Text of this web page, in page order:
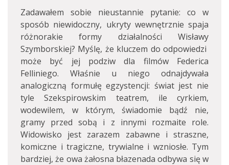
Zadawałem sobie nieustannie pytanie: co w
sposób niewidoczny, ukryty wewnętrznie spaja
różnorakie formy działalności Wisławy
Szymborskiej? Myślę, że kluczem do odpowiedzi
może być jej podziw dla filmów Federica
Felliniego. Właśnie u niego odnajdywała
analogiczną formułę egzystencji: świat jest nie
tyle Szekspirowskim teatrem, ile cyrkiem,
wodewilem, w którym, świadomie bądź nie,
gramy przed sobą i z innymi rozmaite role.
Widowisko jest zarazem zabawne i straszne,
komiczne i tragiczne, trywialne i wzniosłe. Tym
bardziej, że owa żałosna błazenada odbywa się w